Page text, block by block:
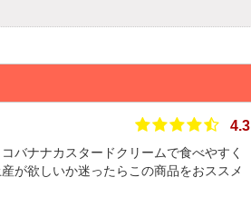
4.3
バナナカスタードクリームで食べやすく
が欲しいか迷ったらこの商品をおススメ